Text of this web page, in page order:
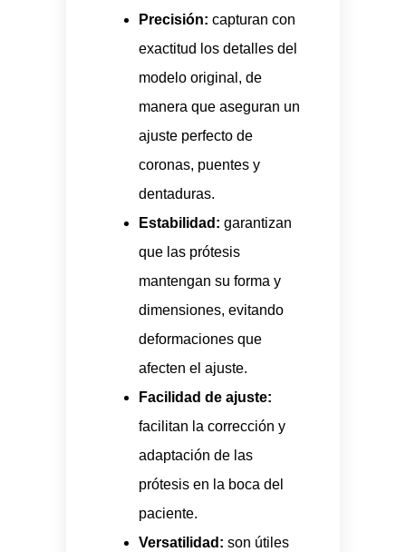
Precisión: capturan con
exactitud los detalles del
modelo original, de
manera que aseguran un
ajuste perfecto de
coronas, puentes y
dentaduras.
Estabilidad: garantizan
que las prótesis
mantengan su forma y
dimensiones, evitando
deformaciones que
afecten el ajuste.
Facilidad de ajuste:
facilitan la corrección y
adaptación de las
prótesis en la boca del
paciente.
Versatilidad: son útiles